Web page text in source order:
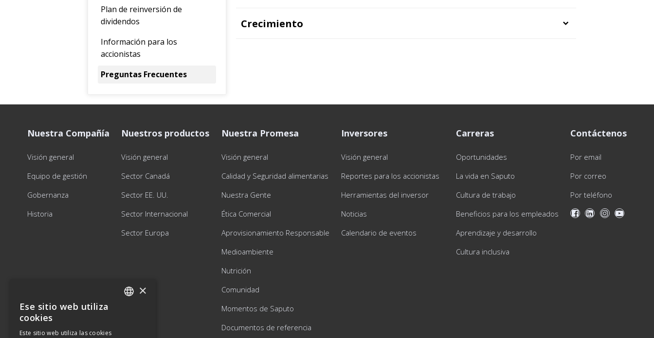
Plan de reinversión de
dividendos
Información para los
accionistas
Preguntas Frecuentes
Crecimiento
Nuestra Compañía
Visión general
Equipo de gestión
Gobernanza
Historia
Nuestros productos
Visión general
Sector Canadá
Sector EE. UU.
Sector Internacional
Sector Europa
Nuestra Promesa
Visión general
Calidad y Seguridad alimentarias
Nuestra Gente
Ética Comercial
Aprovisionamiento Responsable
Medioambiente
Nutrición
Comunidad
Momentos de Saputo
Documentos de referencia
Inversores
Visión general
Reportes para los accionistas
Herramientas del inversor
Noticias
Calendario de eventos
Carreras
Oportunidades
La vida en Saputo
Cultura de trabajo
Beneficios para los empleados
Aprendizaje y desarrollo
Cultura inclusiva
Contáctenos
Por email
Por correo
Por teléfono
×
Ese sitio web utiliza
cookies
Este sitio web utiliza las cookies